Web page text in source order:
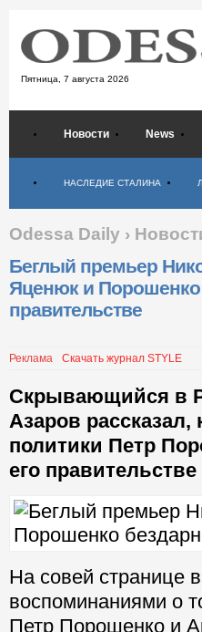
Пятница, 7 августа 2026
Новости News
НАСЛЕДИЕ СТАЛИНА
Odessa Daily ›
Беглый премьер
Яценюк и Порошенко
правительстве
Реклама Скачать журнал STYLE
Скрывающийся в
Азаров
политики Петр
его
На совей странице
воспоминаниями о
Петр Порошенко и